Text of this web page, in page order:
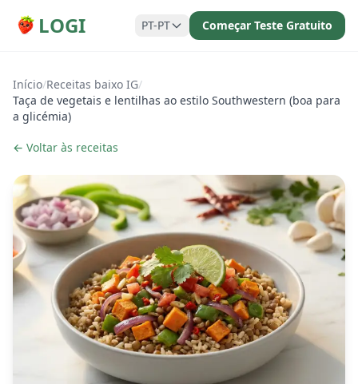
LOGI PT-PT Começar Teste Gratuito
Início/Receitas baixo IG/
Taça de vegetais e lentilhas ao estilo Southwestern (boa para
a glicémia)
← Voltar às receitas